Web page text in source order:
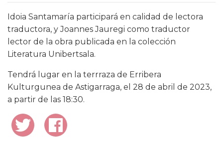
Idoia Santamaría participará en calidad de lectora
traductora, y Joannes Jauregi como traductor
lector de la obra publicada en la colección
Literatura Unibertsala.
Tendrá lugar en la terrraza de Erribera
Kulturgunea de Astigarraga, el 28 de abril de 2023,
a partir de las 18:30.